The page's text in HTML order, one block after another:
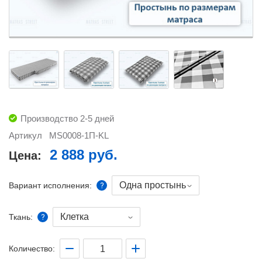
Артикул MS0008-1П-KL
Производство 2-5 дней
Цена: 2 888 руб.
Вариант исполнения: Одна простынь
Ткань: Клетка
Количество: